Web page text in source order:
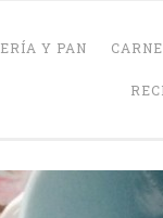
Y PAN